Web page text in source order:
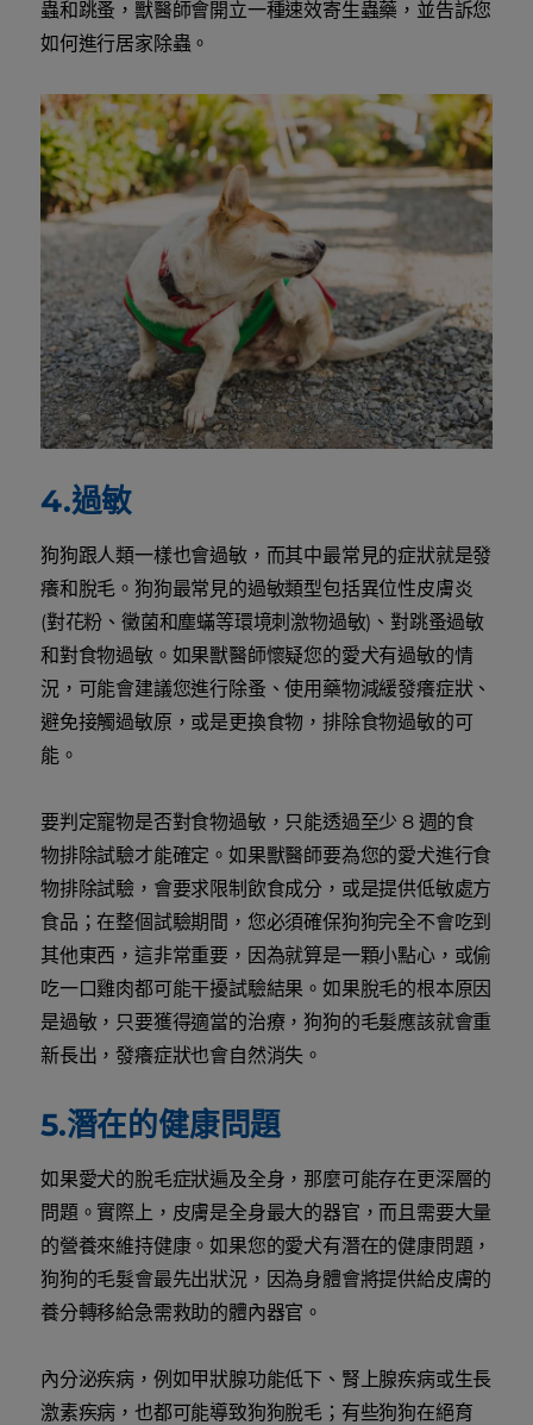
蟲和跳蚤，獸醫師會開立一種速效寄生蟲藥，並告訴您
如何進行居家除蟲。
4.過敏
狗狗跟人類一樣也會過敏，而其中最常見的症狀就是發
癢和脫毛。狗狗最常見的過敏類型包括異位性皮膚炎
(對花粉、黴菌和塵蟎等環境刺激物過敏)、對跳蚤過敏
和對食物過敏。如果獸醫師懷疑您的愛犬有過敏的情
況，可能會建議您進行除蚤、使用藥物減緩發癢症狀、
避免接觸過敏原，或是更換食物，排除食物過敏的可
能。
要判定寵物是否對食物過敏，只能透過至少 8 週的食
物排除試驗才能確定。如果獸醫師要為您的愛犬進行食
物排除試驗，會要求限制飲食成分，或是提供低敏處方
食品；在整個試驗期間，您必須確保狗狗完全不會吃到
其他東西，這非常重要，因為就算是一顆小點心，或偷
吃一口雞肉都可能干擾試驗結果。如果脫毛的根本原因
是過敏，只要獲得適當的治療，狗狗的毛髮應該就會重
新長出，發癢症狀也會自然消失。
5.潛在的健康問題
如果愛犬的脫毛症狀遍及全身，那麼可能存在更深層的
問題。實際上，皮膚是全身最大的器官，而且需要大量
的營養來維持健康。如果您的愛犬有潛在的健康問題，
狗狗的毛髮會最先出狀況，因為身體會將提供給皮膚的
養分轉移給急需救助的體內器官。
內分泌疾病，例如甲狀腺功能低下、腎上腺疾病或生長
激素疾病，也都可能導致狗狗脫毛；有些狗狗在絕育